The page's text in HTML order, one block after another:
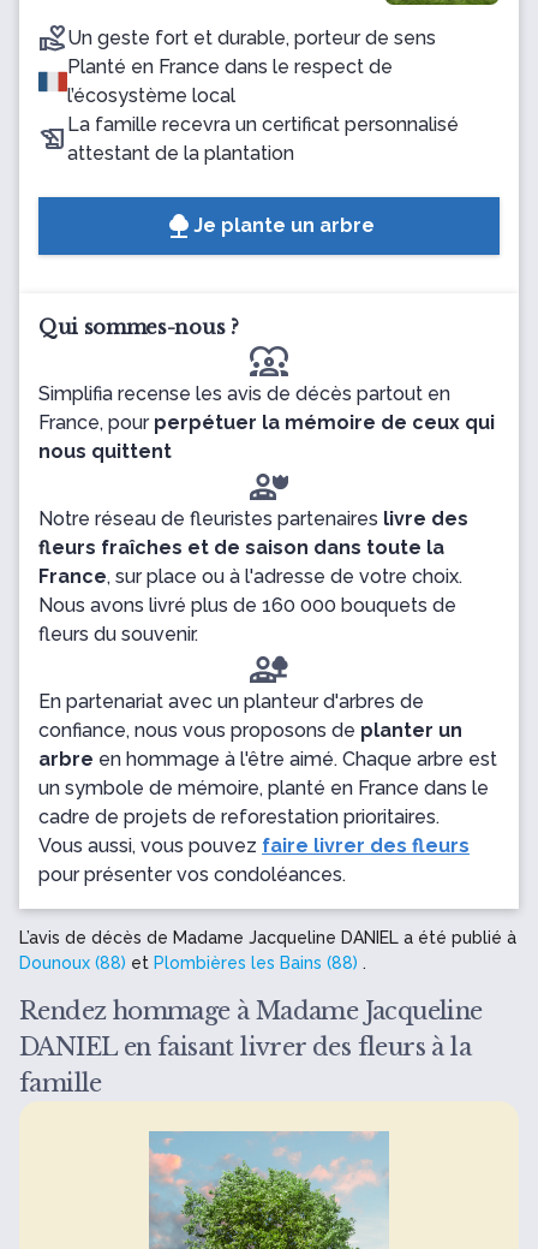
Un geste fort et durable, porteur de sens
Planté en France dans le respect de
l’écosystème local
La famille recevra un certificat personnalisé
attestant de la plantation
Je plante un arbre
Qui sommes-nous ?
diversity_1
Simplifia recense les avis de décès partout en
France, pour perpétuer la mémoire de ceux qui
nous quittent
Notre réseau de fleuristes partenaires livre des
fleurs fraîches et de saison dans toute la
France, sur place ou à l'adresse de votre choix.
Nous avons livré plus de 160 000 bouquets de
fleurs du souvenir.
En partenariat avec un planteur d'arbres de
confiance, nous vous proposons de planter un
arbre en hommage à l'être aimé. Chaque arbre est
un symbole de mémoire, planté en France dans le
cadre de projets de reforestation prioritaires.
Vous aussi, vous pouvez faire livrer des fleurs
pour présenter vos condoléances.
L’avis de décès de Madame Jacqueline DANIEL a été publié à
Dounoux (88) et Plombières les Bains (88) .
Rendez hommage à Madame Jacqueline
DANIEL en faisant livrer des fleurs à la
famille